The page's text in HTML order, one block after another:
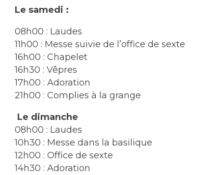
Le samedi :
08h00 : Laudes
11h00 : Messe suivie de l’office de sexte
16h00 : Chapelet
16h30 : Vêpres
17h00 : Adoration
21h00 : Complies à la grange
Le dimanche
08h00 : Laudes
10h30 : Messe dans la basilique
12h00 : Office de sexte
14h30 : Adoration